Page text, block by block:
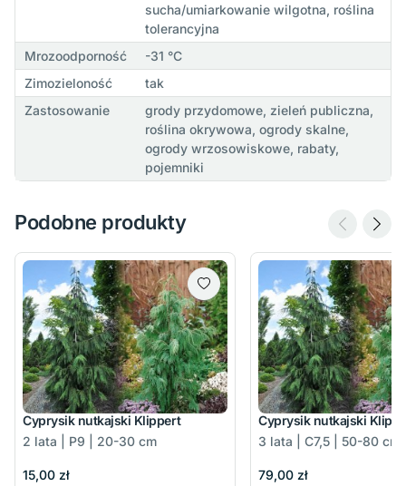
sucha/umiarkowanie wilgotna, roślina
tolerancyjna
Mrozoodporność
-31 °C
Zimozieloność
tak
Zastosowanie
grody przydomowe, zieleń publiczna,
roślina okrywowa, ogrody skalne,
ogrody wrzosowiskowe, rabaty,
pojemniki
Podobne produkty
Cyprysik nutkajski Klippert
2 lata | P9 | 20-30 cm
15,00 zł
Cyprysik nutkajski
3 lata | C7,5 | 50-80 cm
79,00 zł